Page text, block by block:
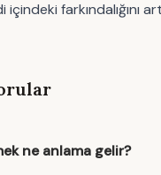
farkındalığını
ne anlama gelir?